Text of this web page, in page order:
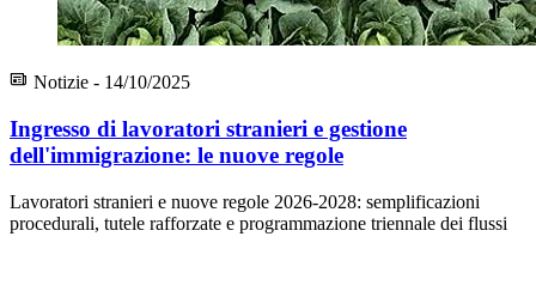
Notizie - 14/10/2025
Ingresso di lavoratori stranieri e gestione
dell'immigrazione: le nuove regole
Lavoratori stranieri e nuove regole 2026-2028: semplificazioni
procedurali, tutele rafforzate e programmazione triennale dei flussi